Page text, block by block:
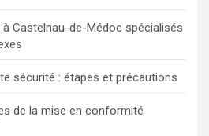
Castelnau-de-Médoc spécialisés
sécurité : étapes et précautions
de la mise en conformité